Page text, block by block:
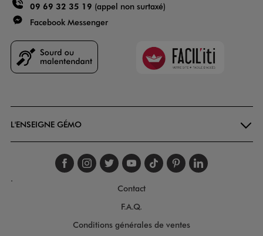
09 69 32 35 19 (appel non surtaxé)
Facebook Messenger
Faciliti
L'ENSEIGNE GÉMO
Suivez-nous sur
Suivez-nous sur
Suivez-nous sur
Suivez-nous
Suivez-nous
Suivez-
.
Contact
F.A.Q.
Conditions générales de ventes